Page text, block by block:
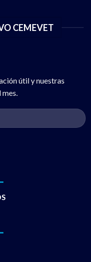
CEMEVET
útil y nuestras